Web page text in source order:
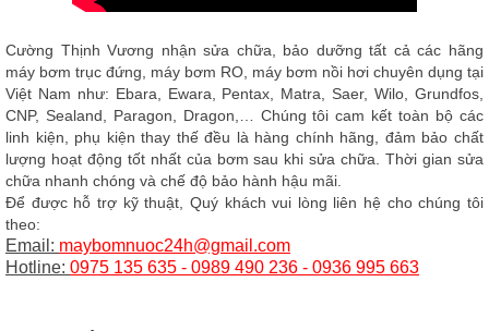
Cường Thịnh Vương nhận sửa chữa, bảo dưỡng tất cả các hãng
máy bơm trục đứng, máy bơm RO, máy bơm nồi hơi chuyên dụng tại
Việt Nam như: Ebara, Ewara, Pentax, Matra, Saer, Wilo, Grundfos,
CNP, Sealand, Paragon, Dragon,… Chúng tôi cam kết toàn bộ các
linh kiện, phụ kiện thay thế đều là hàng chính hãng, đảm bảo chất
lượng hoạt động tốt nhất của bơm sau khi sửa chữa. Thời gian sửa
chữa nhanh chóng và chế độ bảo hành hậu mãi.
Để được hỗ trợ kỹ thuật, Quý khách vui lòng liên hệ cho chúng tôi
theo:
Email: maybomnuoc24h@gmail.com
Hotline: 0975 135 635 - 0989 490 236 - 0936 995 663